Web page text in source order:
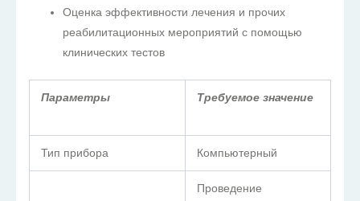
Оценка эффективности лечения и прочих
реабилитационных мероприятий с помощью
клинических тестов
Параметры Требуемое значение
Тип прибора Компьютерный
Проведение